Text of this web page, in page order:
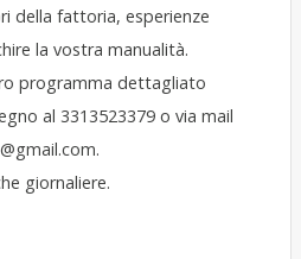
della fattoria, esperienze
la vostra manualità.
programma dettagliato
al 3313523379 o via mail
giornaliere.